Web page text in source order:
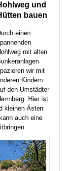
und
bauen
einen
mit alten
wir mit
Kindern
den Umstädter
Hier ist
kleinen Ästen
auch eine